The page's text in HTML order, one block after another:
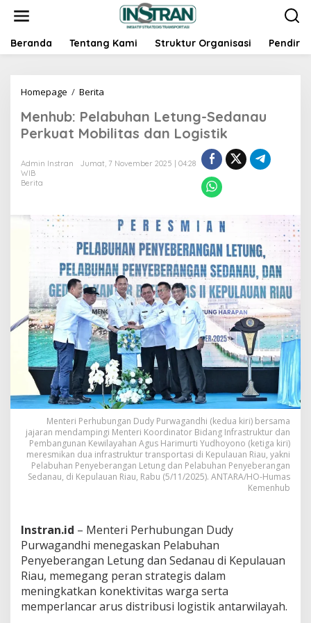
t
Beranda Tentang Kami Struktur Organisasi Pendiri
Homepage / Berita
n
h
u
:
a
u
h
a
n
L
e
t
u
n
g
-
S
e
d
a
n
a
u
P
e
a
t
M
o
b
i
l
Menhub: Pelabuhan Letung-Sedanau
Perkuat Mobilitas dan Logistik
Admin Instran
Jumat, 7 November 2025 | 04:28
WIB
Berita
Menteri Perhubungan Dudy Purwagandhi (kedua kiri) bersama
jajaran mendampingi Menteri Koordinator Bidang Infrastruktur dan
Pembangunan Kewilayahan Agus Harimurti Yudhoyono (ketiga kiri)
meresmikan dua infrastruktur transportasi di Kepulauan Riau, yakni
Pelabuhan Penyeberangan Letung dan Pelabuhan Penyeberangan
Sedanau, di Kepulauan Riau, Rabu (5/11/2025). ANTARA/HO-Humas
Kemenhub
Instran.id – Menteri Perhubungan Dudy
Purwagandhi menegaskan Pelabuhan
Penyeberangan Letung dan Sedanau di Kepulauan
Riau, memegang peran strategis dalam
meningkatkan konektivitas warga serta
memperlancar arus distribusi logistik antarwilayah.